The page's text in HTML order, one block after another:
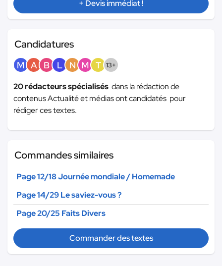
+ Devis immédiat !
Candidatures
M A B L N M T 13+
20 rédacteurs spécialisés dans la rédaction de
contenus Actualité et médias ont candidatés pour
rédiger ces textes.
Commandes similaires
Page 12/18 Journée mondiale / Homemade
Page 14/29 Le saviez-vous ?
Page 20/25 Faits Divers
Commander des textes